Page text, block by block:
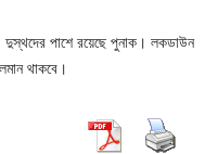
দুস্থদের পাশে রয়েছে পুনাক। লকডাউন
থাকবে।